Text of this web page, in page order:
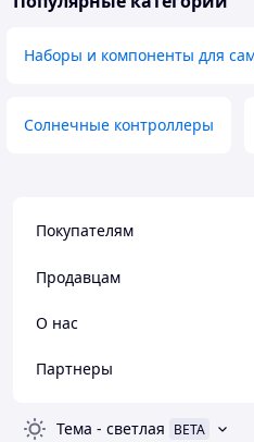
Наборы и компоненты для
Солнечные контроллеры
Покупателям
Продавцам
О нас
Партнеры
Тема - светлая BETA